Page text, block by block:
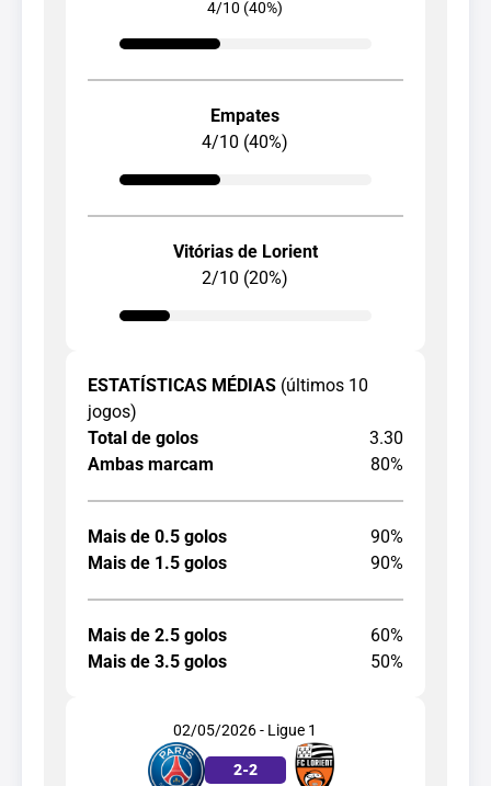
4/10 (40%)
Empates
4/10 (40%)
Vitórias de Lorient
2/10 (20%)
ESTATÍSTICAS MÉDIAS (últimos 10
jogos)
Total de golos
3.30
Ambas marcam
80%
Mais de 0.5 golos
90%
Mais de 1.5 golos
90%
Mais de 2.5 golos
60%
Mais de 3.5 golos
50%
02/05/2026 - Ligue 1
2-2